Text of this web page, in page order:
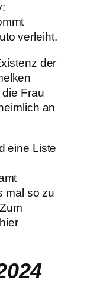
verleiht.
der
Frau
an
eine Liste
mal so zu